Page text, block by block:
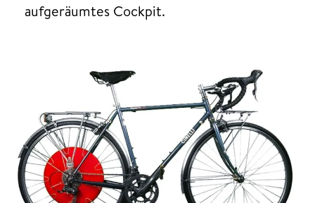
aufgeräumtes Cockpit.